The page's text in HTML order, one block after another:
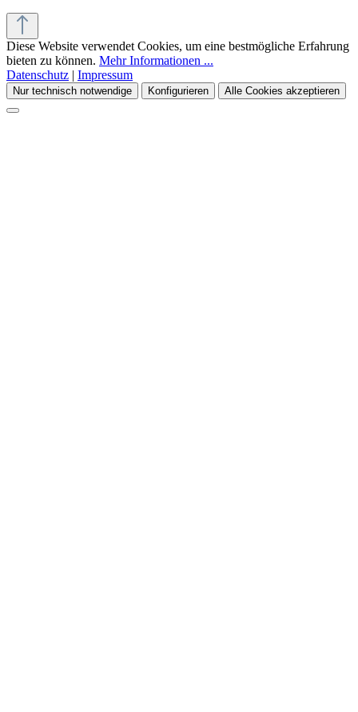
Diese Website verwendet Cookies, um eine bestmögliche Erfahrung
bieten zu können. Mehr Informationen ...
Datenschutz | Impressum
Nur technisch notwendige Konfigurieren Alle Cookies akzeptieren